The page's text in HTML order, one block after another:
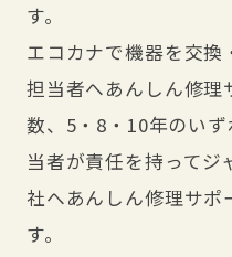
す。
エコカナで機器を交換
担当者へあんしん修理
数、5・8・10年のい
当者が責任を持ってジ
社へあんしん修理サポ
す。